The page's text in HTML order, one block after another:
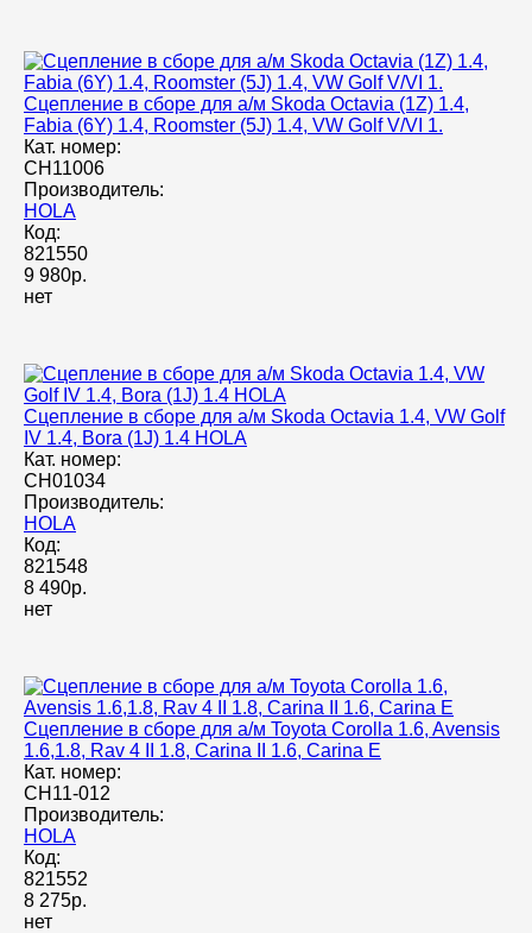
Сцепление в сборе для а/м Skoda Octavia (1Z) 1.4,
Fabia (6Y) 1.4, Roomster (5J) 1.4, VW Golf V/VI 1.
Кат. номер:
CH11006
Производитель:
HOLA
Код:
821550
9 980р.
нет
Сцепление в сборе для а/м Skoda Octavia 1.4, VW Golf
IV 1.4, Bora (1J) 1.4 HOLA
Кат. номер:
CH01034
Производитель:
HOLA
Код:
821548
8 490р.
нет
Сцепление в сборе для а/м Toyota Corolla 1.6, Avensis
1.6,1.8, Rav 4 II 1.8, Carina II 1.6, Carina E
Кат. номер:
CH11-012
Производитель:
HOLA
Код:
821552
8 275р.
нет